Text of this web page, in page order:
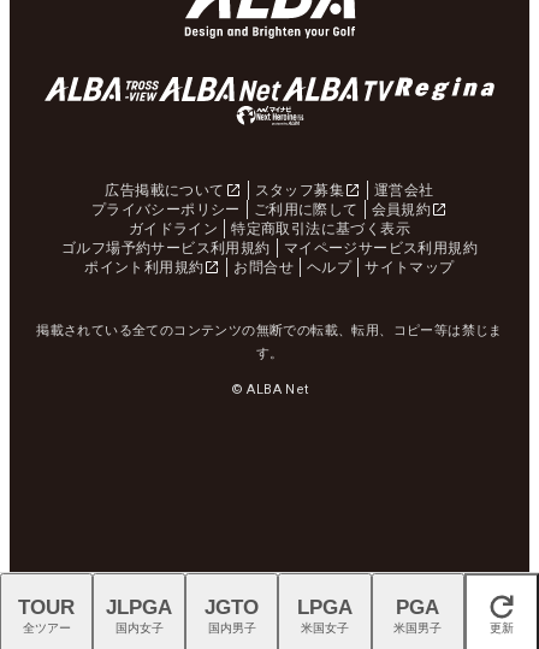
広告掲載について スタッフ募集
運営会社
プライバシーポリシー
ご利用に際して
会員規約
ガイドライン
特定商取引法に基づく表示
ゴルフ場予約サービス利用規約
マイページサービス利用規約
ポイント利用規約
お問合せ ヘルプ サイトマップ
掲載されている全てのコンテンツの無断での転載、転用、コピー等は禁じま
す。
© ALBA Net
閉じる
TOUR
全ツアー
JLPGA
国内女子
JGTO
国内男子
LPGA
米国女子
PGA
米国男子 更新